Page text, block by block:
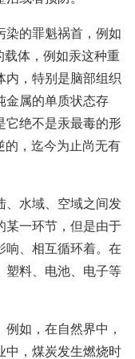
染的罪魁祸首，例如
载体，例如汞这种重
内，特别是脑部组织
金属的单质状态存
它绝不是汞最毒的形
的，迄今为止尚无有
、水域、空域之间发
某一环节，但是由于
响、相互循环着。在
塑料、电池、电子等
如，在自然界中，
中，煤炭发生燃烧时